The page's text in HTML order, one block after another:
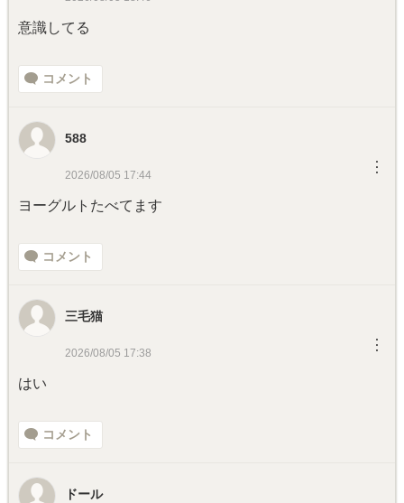
意識してる
コメント
588
2026/08/05 17:44 ︙
ヨーグルトたべてます
コメント
三毛猫
2026/08/05 17:38 ︙
はい
コメント
ドール